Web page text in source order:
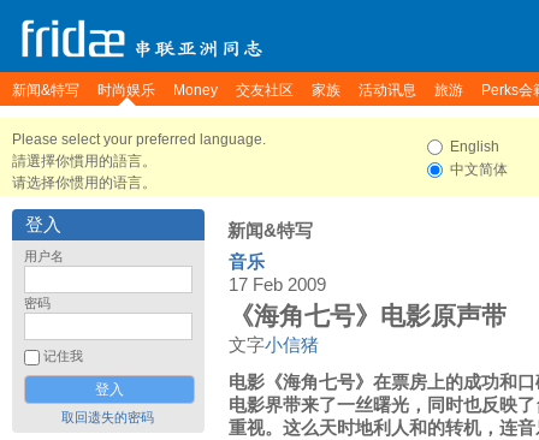
新闻&特写 时尚娱乐 Money 交友社区 家族 活动讯息 旅游 Perks会
Please select your preferred language.
請選擇你慣用的語言。
请选择你惯用的语言。
English
中文简体
登入
用户名
密码
记住我
取回遗失的密码
新闻&特写
音乐
17 Feb 2009
《海角七号》电影原声带
文字小信猪
电影《海角七号》在票房上的成功和
电影界带来了一丝曙光，同时也反映
重视。这么天时地利人和的转机，连